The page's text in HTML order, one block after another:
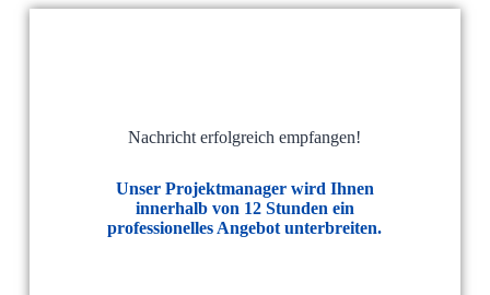
Nachricht erfolgreich empfangen!
Unser Projektmanager wird Ihnen
innerhalb von 12 Stunden ein
professionelles Angebot unterbreiten.